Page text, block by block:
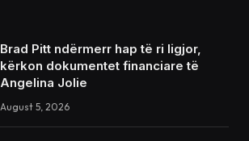
Brad Pitt ndërmerr hap të ri ligjor,
kërkon dokumentet financiare të
Angelina Jolie
August 5, 2026